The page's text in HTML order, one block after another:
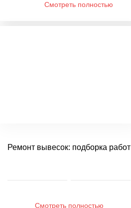
Смотреть полностью
Ремонт вывесок: подборка работ
Смотреть полностью